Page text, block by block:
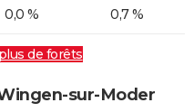
0,0 % 0,7 %
de forêts
sur-Moder